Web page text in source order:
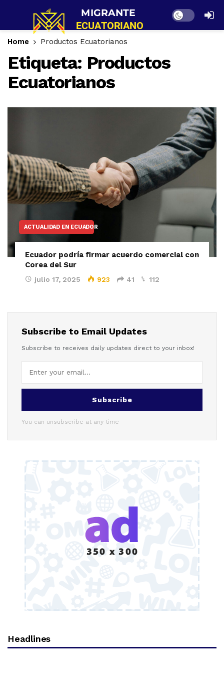
Dark mode
Home Productos Ecuatorianos
Etiqueta: Productos
Ecuatorianos
ACTUALIDAD EN ECUADOR
Ecuador podría firmar acuerdo comercial con
Corea del Sur
julio 17, 2025 923 41 112
Subscribe to Email Updates
Subscribe to receives daily updates direct to your inbox!
Subscribe
You can unsubscribe at any time
Headlines